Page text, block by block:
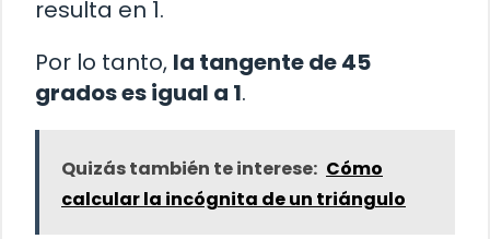
resulta en 1.
Por lo tanto, la tangente de 45
grados es igual a 1.
Quizás también te interese: Cómo
calcular la incógnita de un triángulo